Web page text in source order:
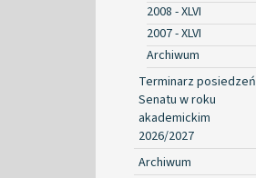
2008 - XLVI
2007 - XLVI
Archiwum
Terminarz posiedzeń
Senatu w roku
akademickim
2026/2027
Archiwum